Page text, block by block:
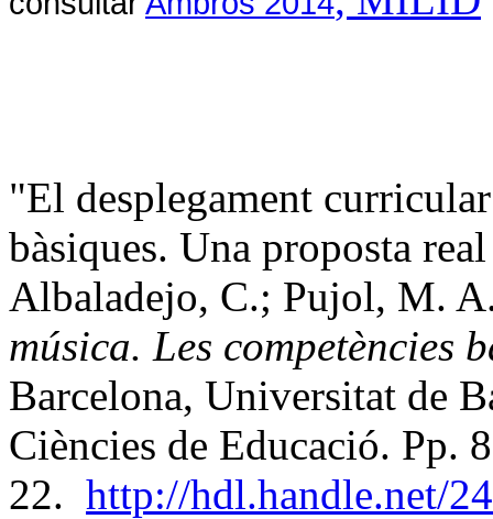
"El desplegament
bàsiques. Una proposta
Albaladejo, C.; Pujol, M.
música. Les competències
Barcelona, Universitat de
Ciències de Educació. Pp.
22. http://hdl.handle.net/